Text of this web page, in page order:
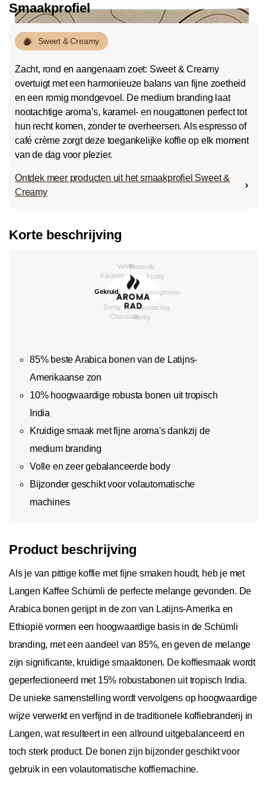
Smaakprofiel
Sweet & Creamy
Zacht, rond en aangenaam zoet: Sweet & Creamy
overtuigt met een harmonieuze balans van fijne zoetheid
en een romig mondgevoel. De medium branding laat
nootachtige aroma’s, karamel- en nougattonen perfect tot
hun recht komen, zonder te overheersen. Als espresso of
café crème zorgt deze toegankelijke koffie op elk moment
van de dag voor plezier.
Ontdek meer producten uit het smaakprofiel Sweet &
Creamy
Korte beschrijving
85% beste Arabica bonen van de Latijns-
Amerikaanse zon
10% hoogwaardige robusta bonen uit tropisch
India
Kruidige smaak met fijne aroma's dankzij de
medium branding
Volle en zeer gebalanceerde body
Bijzonder geschikt voor volautomatische
machines
Product beschrijving
Als je van pittige koffie met fijne smaken houdt, heb je met
Langen Kaffee Schümli de perfecte melange gevonden. De
Arabica bonen gerijpt in de zon van Latijns-Amerika en
Ethiopië vormen een hoogwaardige basis in de Schümli
branding, met een aandeel van 85%, en geven de melange
zijn significante, kruidige smaaktonen. De koffiesmaak wordt
geperfectioneerd met 15% robustabonen uit tropisch India.
De unieke samenstelling wordt vervolgens op hoogwaardige
wijze verwerkt en verfijnd in de traditionele koffiebranderij in
Langen, wat resulteert in een allround uitgebalanceerd en
toch sterk product. De bonen zijn bijzonder geschikt voor
gebruik in een volautomatische koffiemachine.